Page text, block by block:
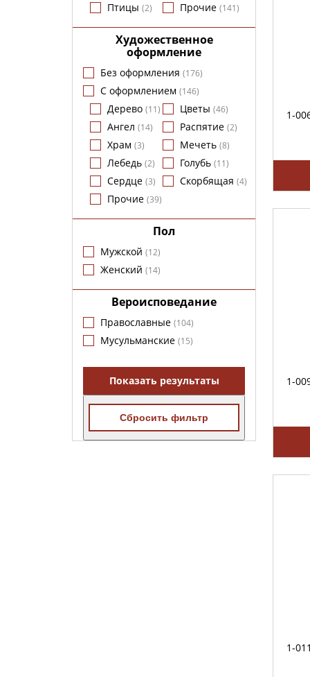
Птицы (2) Прочие(141)
Художественное
оформление
Без оформления (176)
С оформлением (146)
Дерево (11) Цветы(46)
Ангел (14) Распятие(2)
Храм (3) Мечеть(8)
Лебедь (2) Голубь(11)
Сердце (3) Скорбящая(4)
Прочие (39)
Пол
Мужской (12)
Женский (14)
Вероисповедание
Православные (104)
Мусульманские (15)
Показать результаты
Сбросить фильтр
1-
1-
1-